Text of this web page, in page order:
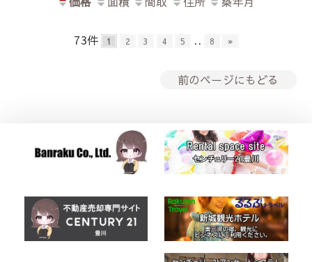
73件 1 2 3 4 5 .. 8 »
前のページにもどる